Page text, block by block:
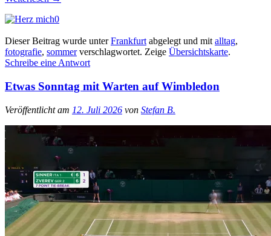
0
Dieser Beitrag wurde unterFrankfurtabgelegt und mitalltag,
fotografie, sommerverschlagwortet. Zeige Übersichtskarte.
Schreibe eine Antwort
Etwas Sonntag mit Warten auf Wimbledon
Veröffentlicht am 12. Juli 2026 von Stefan B.